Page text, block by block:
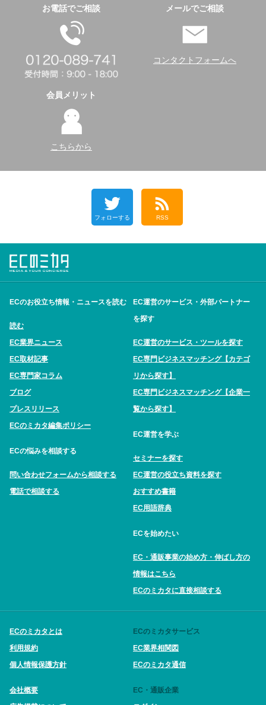
お電話でご相談 メールでご相談
コンタクトフォームへ
会員メリット
こちらから
フォローする RSS
ECのお役立ち情報・ニュースを読む
読む
EC業界ニュース
EC取材記事
EC専門家コラム
ブログ
プレスリリース
ECのミカタ編集ポリシー
ECの悩みを相談する
問い合わせフォームから相談する
電話で相談する
EC運営のサービス・外部パートナー
を探す
EC運営のサービス・ツールを探す
EC専門ビジネスマッチング【カテゴ
リから探す】
EC専門ビジネスマッチング【企業一
覧から探す】
EC運営を学ぶ
セミナーを探す
EC運営の役立ち資料を探す
おすすめ書籍
EC用語辞典
ECを始めたい
EC・通販事業の始め方・伸ばし方の
情報はこちら
ECのミカタに直接相談する
ECのミカタとは
利用規約
個人情報保護方針
会社概要
ECのミカタサービス
EC業界相関図
ECのミカタ通信
EC・通販企業